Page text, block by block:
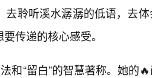
聆听溪水潺潺的低语，去
传递的核心感受。
和“留白”的智慧著称。她的